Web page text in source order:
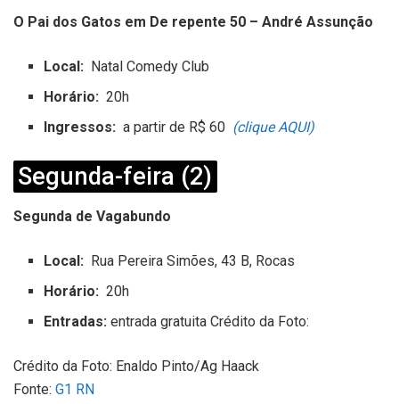
O Pai dos Gatos em De repente 50 – André Assunção
Local: Natal Comedy Club
Horário: 20h
Ingressos: a partir de R$ 60 (clique AQUI)
Segunda-feira (2)
Segunda de Vagabundo
Local: Rua Pereira Simões, 43 B, Rocas
Horário: 20h
Entradas: entrada gratuita Crédito da Foto:
Crédito da Foto: Enaldo Pinto/Ag Haack
Fonte: G1 RN